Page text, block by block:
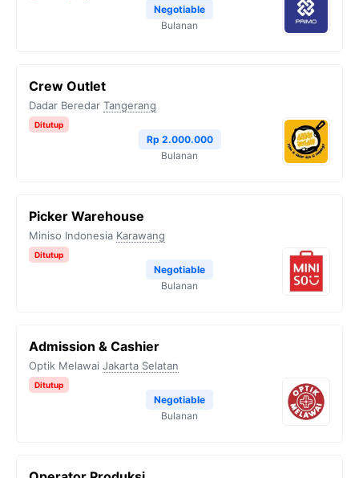
Negotiable
Bulanan
Crew Outlet
Dadar Beredar Tangerang
Ditutup
Rp 2.000.000
Bulanan
Picker Warehouse
Miniso Indonesia Karawang
Ditutup
Negotiable
Bulanan
Admission & Cashier
Optik Melawai Jakarta Selatan
Ditutup
Negotiable
Bulanan